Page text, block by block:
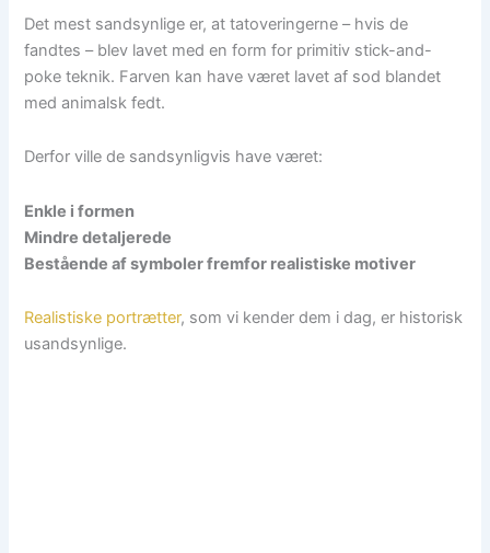
Det mest sandsynlige er, at tatoveringerne – hvis de
fandtes – blev lavet med en form for primitiv stick-and-
poke teknik. Farven kan have været lavet af sod blandet
med animalsk fedt.
Derfor ville de sandsynligvis have været:
Enkle i formen
Mindre detaljerede
Bestående af symboler fremfor realistiske motiver
Realistiske portrætter, som vi kender dem i dag, er historisk
usandsynlige.